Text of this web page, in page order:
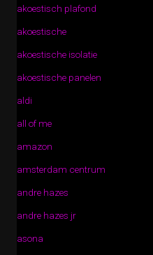
akoestisch plafond
akoestische
akoestische isolatie
akoestische panelen
aldi
all of me
amazon
amsterdam centrum
andre hazes
andre hazes jr
asona